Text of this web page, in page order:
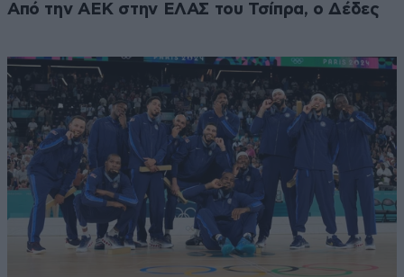
Από την ΑΕΚ στην ΕΛΑΣ του Τσίπρα, ο Δέδες